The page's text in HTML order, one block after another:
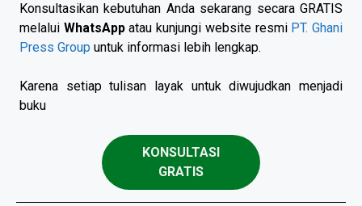
Konsultasikan kebutuhan Anda sekarang secara GRATIS
melalui WhatsAppatau kunjungi website resmi PT. Ghani
Press Group untuk informasi lebih lengkap.
Karena setiap tulisan layak untuk diwujudkan menjadi
buku
KONSULTASI
GRATIS